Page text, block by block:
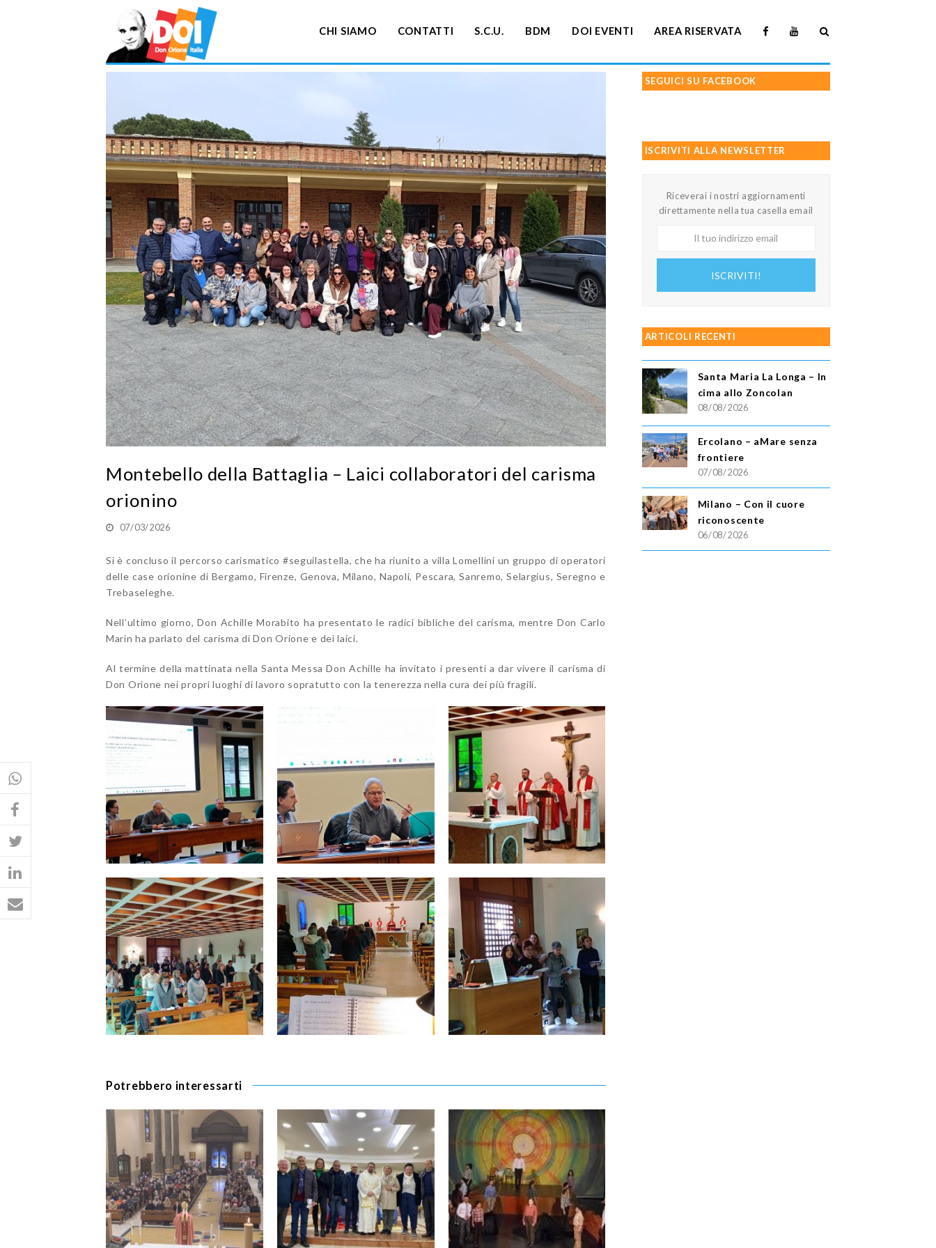
CHI SIAMO CONTATTI S.C.U. BDM DOI EVENTI AREA RISERVATA
Montebello della Battaglia – Laici collaboratori del carisma
orionino
07/03/2026
Si è concluso il percorso carismatico #seguilastella, che ha riunito a villa Lomellini un gruppo di operatori
delle case orionine di Bergamo, Firenze, Genova, Milano, Napoli, Pescara, Sanremo, Selargius, Seregno e
Trebaseleghe.
Nell’ultimo giorno, Don Achille Morabito ha presentato le radici bibliche del carisma, mentre Don Carlo
Marin ha parlato del carisma di Don Orione e dei laici.
Al termine della mattinata nella Santa Messa Don Achille ha invitato i presenti a dar vivere il carisma di
Don Orione nei propri luoghi di lavoro sopratutto con la tenerezza nella cura dei più fragili.
Potrebbero interessarti
SEGUICI SU FACEBOOK
ISCRIVITI ALLA NEWSLETTER
Riceverai i nostri aggiornamenti
direttamente nella tua casella email
ISCRIVITI!
ARTICOLI RECENTI
Santa Maria La Longa – In
cima allo Zoncolan
08/08/2026
Ercolano – aMare senza
frontiere
07/08/2026
Milano – Con il cuore
riconoscente
06/08/2026